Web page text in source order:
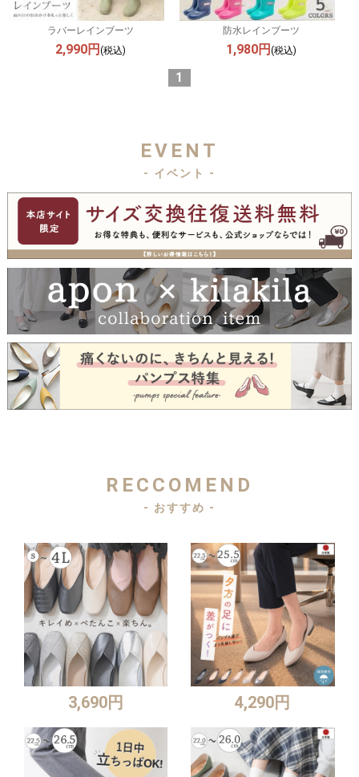
ラバーレインブーツ
2,990円(税込)
防水レインブーツ
1,980円 (税込)
1
EVENT
- イベント -
RECCOMEND
- おすすめ -
3,690円 4,290円